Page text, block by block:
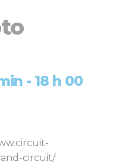
- 18 h 00
circuit/